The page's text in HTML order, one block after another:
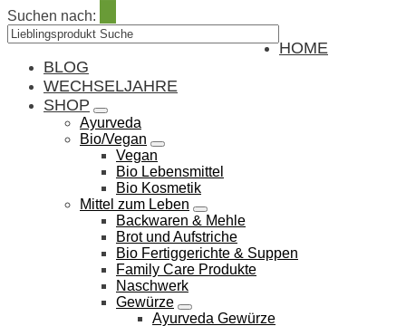
Suchen nach:
HOME
BLOG
WECHSELJAHRE
SHOP
Ayurveda
Bio/Vegan
Vegan
Bio Lebensmittel
Bio Kosmetik
Mittel zum Leben
Backwaren & Mehle
Brot und Aufstriche
Bio Fertiggerichte & Suppen
Family Care Produkte
Naschwerk
Gewürze
Ayurveda Gewürze